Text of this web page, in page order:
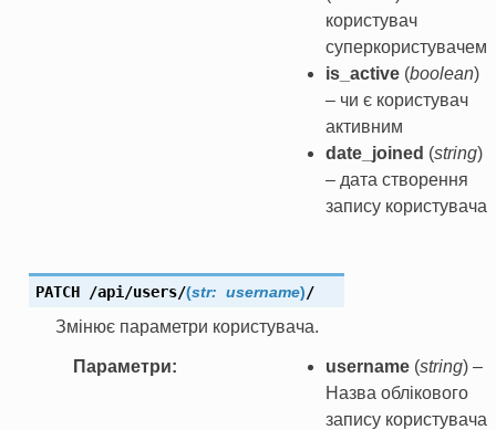
користувач
суперкористувачем
is_active(boolean)
– чи є користувач
активним
date_joined (string)
– дата створення
запису користувача
PATCH /api/users/(str: username)/
Змінює параметри користувача.
Параметри username(string) –
Назва облікового
запису користувача